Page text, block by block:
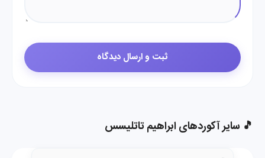
🎵 سایر آکوردهای ابراهیم تاتلیسس